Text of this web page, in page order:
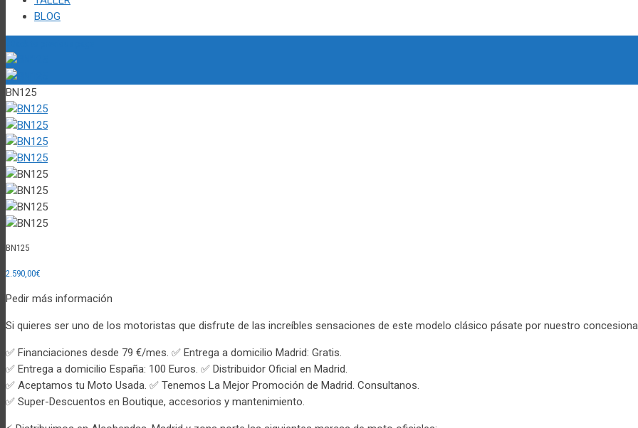
BLOG
BN125
BN125
2.590,00€
Pedir más información
Si quieres ser uno de los motoristas que disfrute de las increíbles sensaciones de este modelo clásico pásate por nuestro
✅ Financiaciones desde 79 €/mes. ✅ Entrega a domicilio Madrid: Gratis.
✅ Entrega a domicilio España: 100 Euros. ✅ Distribuidor Oficial en Madrid.
✅ Aceptamos tu Moto Usada. ✅ Tenemos La Mejor Promoción de Madrid. Consultanos.
✅ Super-Descuentos en Boutique, accesorios y mantenimiento.